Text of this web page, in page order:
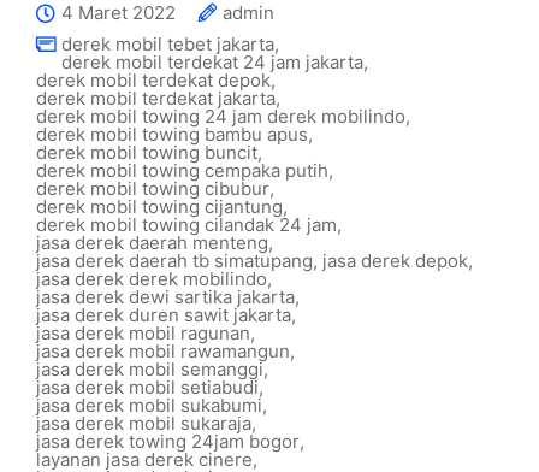
4 Maret 2022
admin
derek mobil tebet jakarta,
derek mobil terdekat 24 jam jakarta,
derek mobil terdekat depok,
derek mobil terdekat jakarta,
derek mobil towing 24 jam derek mobilindo,
derek mobil towing bambu apus,
derek mobil towing buncit,
derek mobil towing cempaka putih,
derek mobil towing cibubur,
derek mobil towing cijantung,
derek mobil towing cilandak 24 jam,
jasa derek daerah menteng,
jasa derek daerah tb simatupang, jasa derek depok,
jasa derek derek mobilindo,
jasa derek dewi sartika jakarta,
jasa derek duren sawit jakarta,
jasa derek mobil ragunan,
jasa derek mobil rawamangun,
jasa derek mobil semanggi,
jasa derek mobil setiabudi,
jasa derek mobil sukabumi,
jasa derek mobil sukaraja,
jasa derek towing 24jam bogor,
layanan jasa derek cinere,